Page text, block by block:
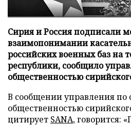
Сирия и Россия подписали
взаимопонимании
российских военных баз на
республики, сообщило
общественностью
В сообщении управления по
общественностью
цитирует SANA, говорится: